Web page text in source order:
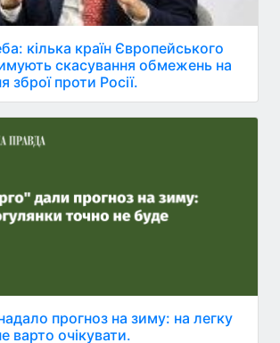
кілька країн Європейського
скасування обмежень на
зброї проти Росії.
прогноз на зиму: на легку
варто очікувати.